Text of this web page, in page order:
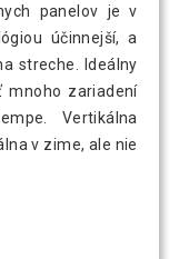
panelov je v
účinnejší, a
streche. Ideálny
mnoho zariadení
Vertikálna
v zime, ale nie